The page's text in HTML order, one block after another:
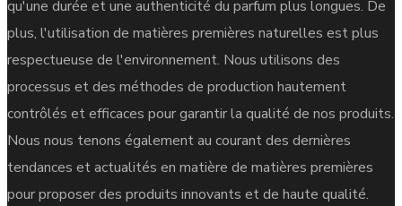
qu'une durée et une authenticité du parfum plus longues. De
plus, l'utilisation de matières premières naturelles est plus
respectueuse de l'environnement. Nous utilisons des
processus et des méthodes de production hautement
contrôlés et efficaces pour garantir la qualité de nos produits.
Nous nous tenons également au courant des dernières
tendances et actualités en matière de matières premières
pour proposer des produits innovants et de haute qualité.